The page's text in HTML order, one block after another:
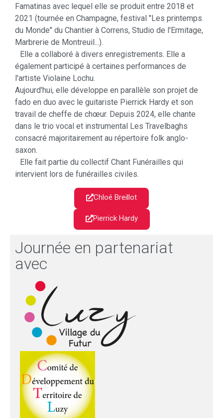
Famatinas avec lequel elle se produit entre 2018 et
2021 (tournée en Champagne, festival "Les printemps
du Monde" du Chantier à Correns, Studio de l'Ermitage,
Marbrerie de Montreuil...).
Elle a collaboré à divers enregistrements. Elle a
également participé à certaines performances de
l'artiste Violaine Lochu.
Aujourd'hui, elle développe en parallèle son projet de
fado en duo avec le guitariste Pierrick Hardy et son
travail de cheffe de chœur. Depuis 2024, elle chante
dans le trio vocal et instrumental Les Travelbaghs
consacré majoritairement au répertoire folk anglo-
saxon.
Elle fait partie du collectif Chant Funérailles qui
intervient lors de funérailles civiles.
Chloé Breillot
Pierrick Hardy
Journée en partenariat
avec